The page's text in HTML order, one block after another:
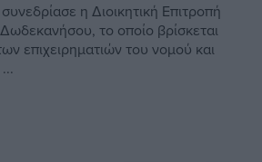
η Διοικητική Επιτροπή
το οποίο βρίσκεται
επιχειρηματιών του νομού και